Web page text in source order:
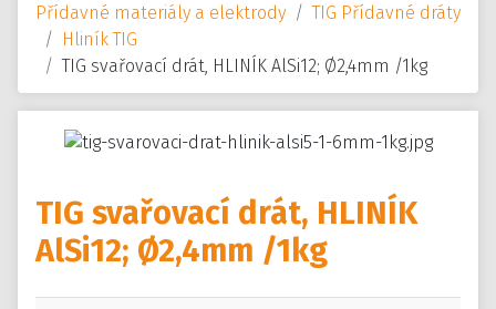
KAMENNÁ PRODEJNA
KONTAKTY
Přídavné materiály a elektrody
TIG Přídavné dráty
Hliník TIG
TIG svařovací drát, HLINÍK AlSi12; Ø2,4mm /1kg
TIG svařovací drát, HLINÍK
AlSi12; Ø2,4mm /1kg